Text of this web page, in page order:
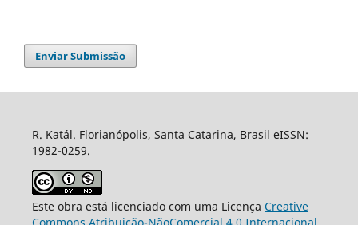
Enviar Submissão
R. Katál. Florianópolis, Santa Catarina, Brasil eISSN:
1982-0259.
Este obra está licenciado com uma Licença Creative